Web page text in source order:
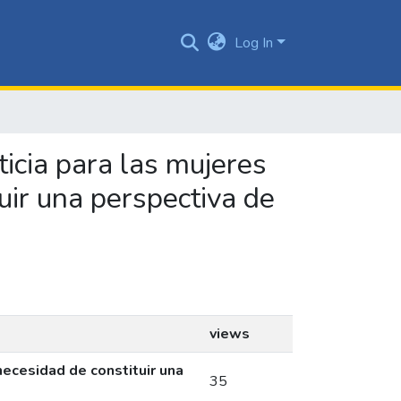
Log In
para las mujeres
una perspectiva de
views
de constituir una
35